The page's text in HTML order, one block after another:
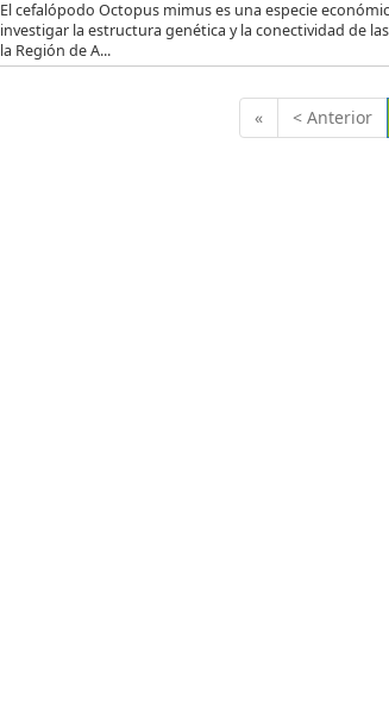
El cefalópodo Octopus mimus es una especie
investigar la estructura genética y la conectividad de
la Región de A...
« < Anterior